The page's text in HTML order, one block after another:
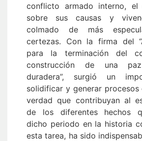
conflicto armado interno, el
sobre sus causas y
colmado de más
certezas. Con la firma del
para la terminación del
construcción de una
duradera”, surgió un
solidificar y generar procesos
verdad que contribuyan al
de los diferentes hechos
dicho periodo en la historia
esta tarea, ha sido